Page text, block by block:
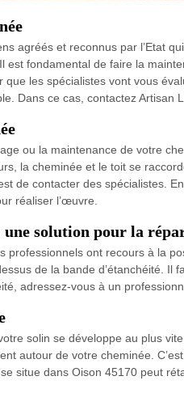
agréés et reconnus par l’Etat
fondamental de faire la
les spécialistes vont vous
Dans ce cas, contactez Artisan
ou la maintenance de votre
la cheminée et le toit se
de contacter des spécialistes.
réaliser l’œuvre.
une solution pour la
ont recours à la
de la bande d’étanchéité. Il
adressez-vous à un
solin se développe au plus
autour de votre cheminée.
situe dans Oison 45170 peut